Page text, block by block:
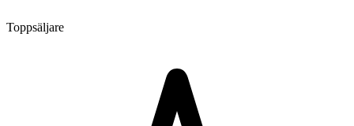
Toppsäljare